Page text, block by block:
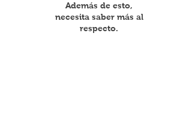
Además de esto,
necesita saber más al
respecto.